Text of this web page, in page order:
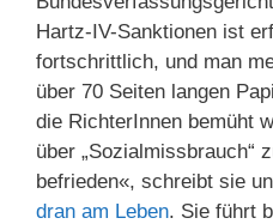
Hartz-IV-Sanktionen ist
fortschrittlich, und man
über 70 Seiten langen
die RichterInnen bemüht
über „Sozialmissbrauch“
befrieden«, schreibt sie
dran am Leben. Sie führt